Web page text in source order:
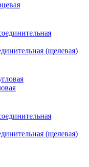
(щелевая)
(щелевая)